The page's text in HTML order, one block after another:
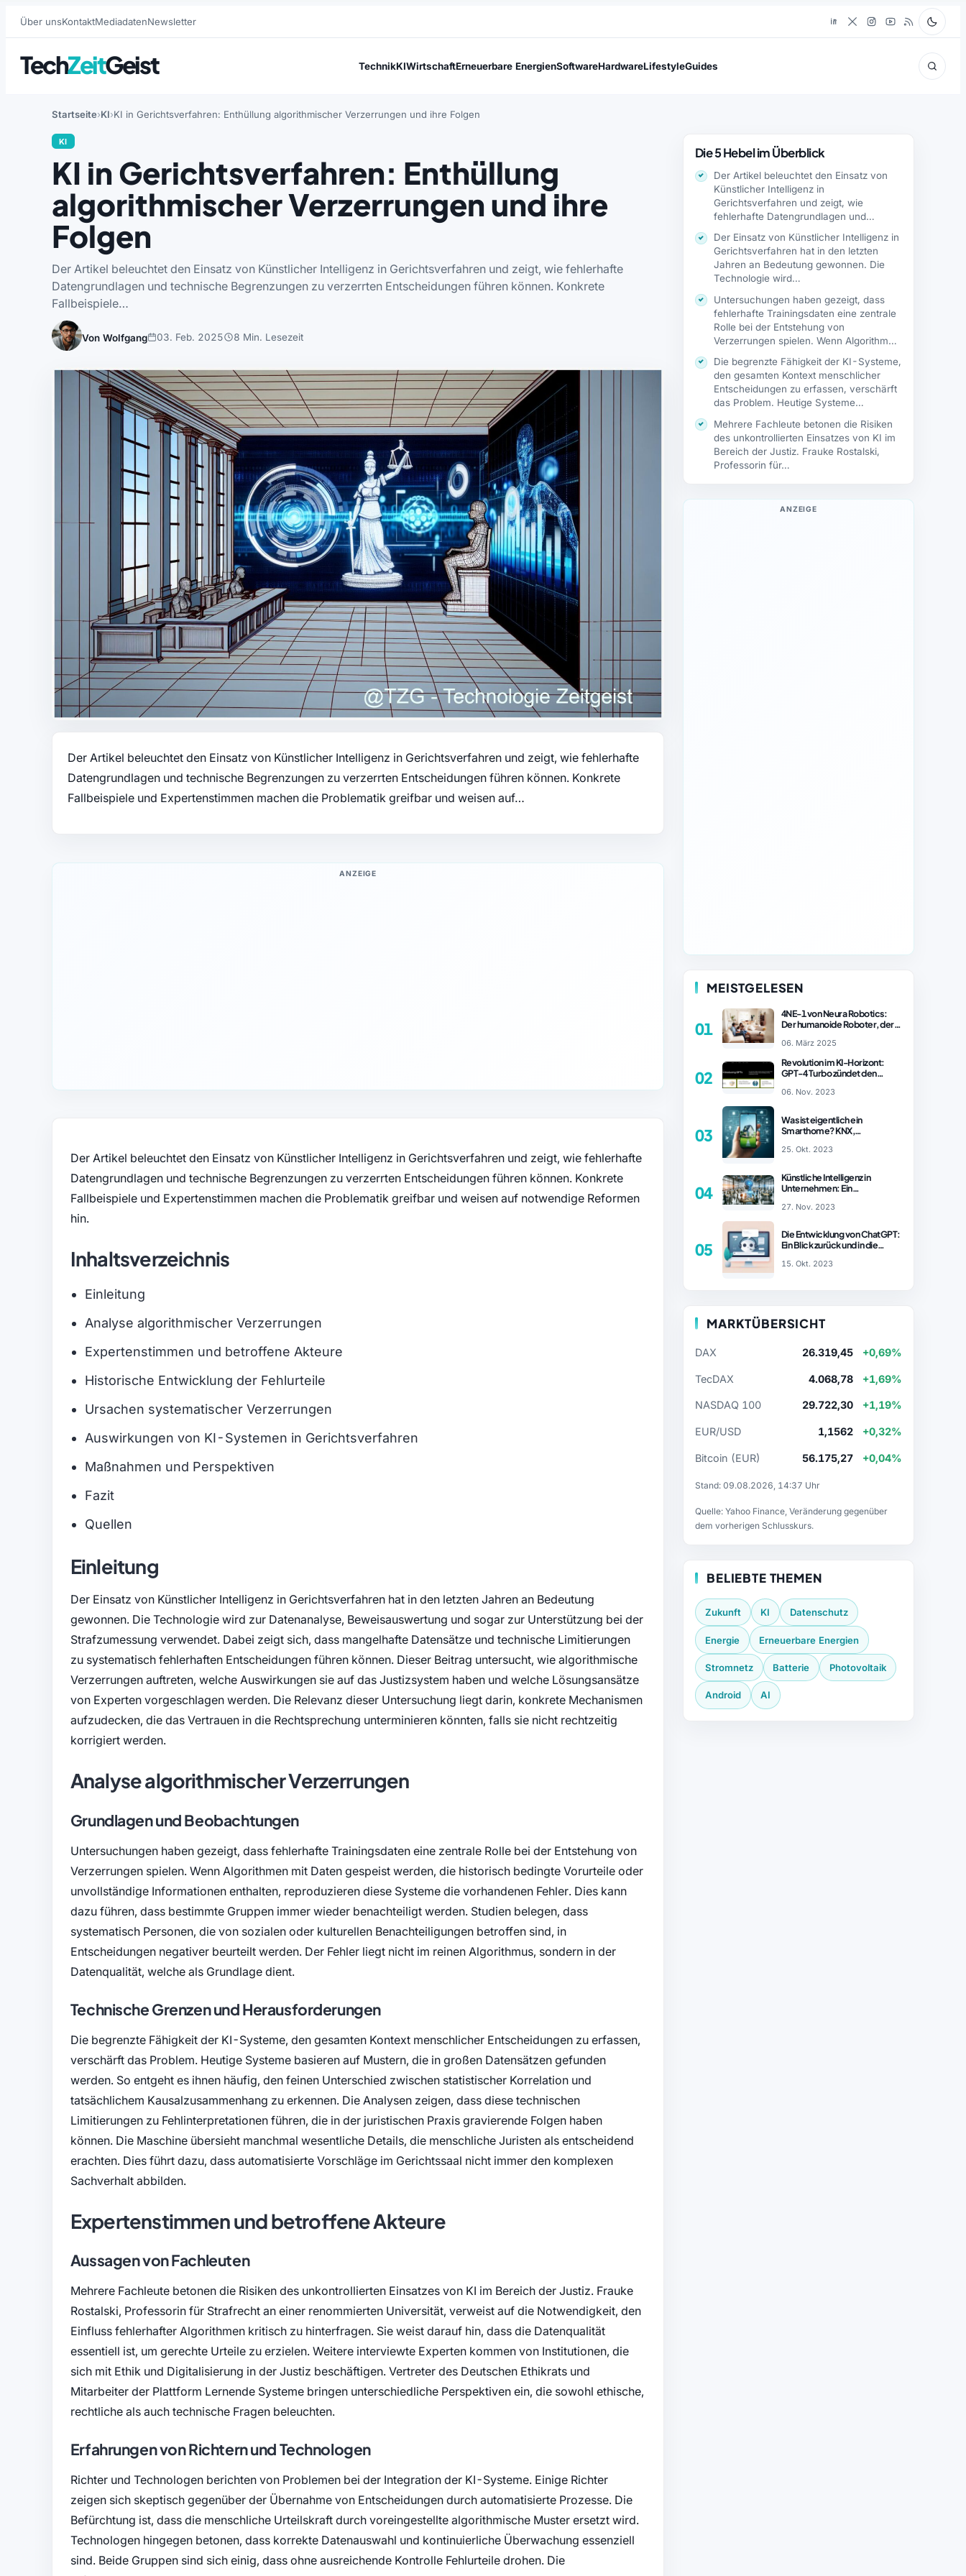
Über unsKontaktMediadatenNewsletter
TechZeitGeist TechnikKIWirtschaftErneuerbare EnergienSoftwareHardwareLifestyleGuides
Startseite KI KI in Gerichtsverfahren: Enthüllung algorithmischer Verzerrungen und ihre Folgen
KI
KI in Gerichtsverfahren: Enthüllung
algorithmischer Verzerrungen und ihre
Folgen
Der Artikel beleuchtet den Einsatz von Künstlicher Intelligenz in Gerichtsverfahren und zeigt, wie fehlerhafte
Datengrundlagen und technische Begrenzungen zu verzerrten Entscheidungen führen können. Konkrete
Fallbeispiele…
Von Wolfgang 03. Feb. 2025 8 Min. Lesezeit
Der Artikel beleuchtet den Einsatz von Künstlicher Intelligenz in Gerichtsverfahren und zeigt, wie fehlerhafte
Datengrundlagen und technische Begrenzungen zu verzerrten Entscheidungen führen können. Konkrete
Fallbeispiele und Expertenstimmen machen die Problematik greifbar und weisen auf…
ANZEIGE
Der Artikel beleuchtet den Einsatz von Künstlicher Intelligenz in Gerichtsverfahren und zeigt, wie fehlerhafte
Datengrundlagen und technische Begrenzungen zu verzerrten Entscheidungen führen können. Konkrete
Fallbeispiele und Expertenstimmen machen die Problematik greifbar und weisen auf notwendige Reformen
hin.
Inhaltsverzeichnis
Einleitung
Analyse algorithmischer Verzerrungen
Expertenstimmen und betroffene Akteure
Historische Entwicklung der Fehlurteile
Ursachen systematischer Verzerrungen
Auswirkungen von KI-Systemen in Gerichtsverfahren
Maßnahmen und Perspektiven
Fazit
Quellen
Einleitung
Der Einsatz von Künstlicher Intelligenz in Gerichtsverfahren hat in den letzten Jahren an Bedeutung
gewonnen. Die Technologie wird zur Datenanalyse, Beweisauswertung und sogar zur Unterstützung bei der
Strafzumessung verwendet. Dabei zeigt sich, dass mangelhafte Datensätze und technische Limitierungen
zu systematisch fehlerhaften Entscheidungen führen können. Dieser Beitrag untersucht, wie algorithmische
Verzerrungen auftreten, welche Auswirkungen sie auf das Justizsystem haben und welche Lösungsansätze
von Experten vorgeschlagen werden. Die Relevanz dieser Untersuchung liegt darin, konkrete Mechanismen
aufzudecken, die das Vertrauen in die Rechtsprechung unterminieren könnten, falls sie nicht rechtzeitig
korrigiert werden.
Analyse algorithmischer Verzerrungen
Grundlagen und Beobachtungen
Untersuchungen haben gezeigt, dass fehlerhafte Trainingsdaten eine zentrale Rolle bei der Entstehung von
Verzerrungen spielen. Wenn Algorithmen mit Daten gespeist werden, die historisch bedingte Vorurteile oder
unvollständige Informationen enthalten, reproduzieren diese Systeme die vorhandenen Fehler. Dies kann
dazu führen, dass bestimmte Gruppen immer wieder benachteiligt werden. Studien belegen, dass
systematisch Personen, die von sozialen oder kulturellen Benachteiligungen betroffen sind, in
Entscheidungen negativer beurteilt werden. Der Fehler liegt nicht im reinen Algorithmus, sondern in der
Datenqualität, welche als Grundlage dient.
Technische Grenzen und Herausforderungen
Die begrenzte Fähigkeit der KI-Systeme, den gesamten Kontext menschlicher Entscheidungen zu erfassen,
verschärft das Problem. Heutige Systeme basieren auf Mustern, die in großen Datensätzen gefunden
werden. So entgeht es ihnen häufig, den feinen Unterschied zwischen statistischer Korrelation und
tatsächlichem Kausalzusammenhang zu erkennen. Die Analysen zeigen, dass diese technischen
Limitierungen zu Fehlinterpretationen führen, die in der juristischen Praxis gravierende Folgen haben
können. Die Maschine übersieht manchmal wesentliche Details, die menschliche Juristen als entscheidend
erachten. Dies führt dazu, dass automatisierte Vorschläge im Gerichtssaal nicht immer den komplexen
Sachverhalt abbilden.
Expertenstimmen und betroffene Akteure
Aussagen von Fachleuten
Mehrere Fachleute betonen die Risiken des unkontrollierten Einsatzes von KI im Bereich der Justiz. Frauke
Rostalski, Professorin für Strafrecht an einer renommierten Universität, verweist auf die Notwendigkeit, den
Einfluss fehlerhafter Algorithmen kritisch zu hinterfragen. Sie weist darauf hin, dass die Datenqualität
essentiell ist, um gerechte Urteile zu erzielen. Weitere interviewte Experten kommen von Institutionen, die
sich mit Ethik und Digitalisierung in der Justiz beschäftigen. Vertreter des Deutschen Ethikrats und
Mitarbeiter der Plattform Lernende Systeme bringen unterschiedliche Perspektiven ein, die sowohl ethische,
rechtliche als auch technische Fragen beleuchten.
Erfahrungen von Richtern und Technologen
Richter und Technologen berichten von Problemen bei der Integration der KI-Systeme. Einige Richter
zeigen sich skeptisch gegenüber der Übernahme von Entscheidungen durch automatisierte Prozesse. Die
Befürchtung ist, dass die menschliche Urteilskraft durch voreingestellte algorithmische Muster ersetzt wird.
Technologen hingegen betonen, dass korrekte Datenauswahl und kontinuierliche Überwachung essenziell
sind. Beide Gruppen sind sich einig, dass ohne ausreichende Kontrolle Fehlurteile drohen. Die
Die 5 Hebel im Überblick
Der Artikel beleuchtet den Einsatz von
Künstlicher Intelligenz in
Gerichtsverfahren und zeigt, wie
fehlerhafte Datengrundlagen und
Der Einsatz von Künstlicher Intelligenz in
Gerichtsverfahren hat in den letzten
Jahren an Bedeutung gewonnen. Die
Technologie wird…
Untersuchungen haben gezeigt, dass
fehlerhafte Trainingsdaten eine zentrale
Rolle bei der Entstehung von
Verzerrungen spielen. Wenn Algorithmen
Die begrenzte Fähigkeit der KI-Systeme,
den gesamten Kontext menschlicher
Entscheidungen zu erfassen, verschärft
das Problem. Heutige Systeme
Mehrere Fachleute betonen die Risiken
des unkontrollierten Einsatzes von KI im
Bereich der Justiz. Frauke Rostalski,
Professorin für…
ANZEIGE
MEISTGELESEN
01
4NE-1 von Neura Robotics:
Der humanoide Roboter, der
revolutionieren könnte
06. März 2025
02
Revolution im KI-Horizont:
GPT-4 Turbo zündet den
– ChatGPT Revolution!
06. Nov. 2023
03
Was ist eigentlich ein
Smarthome? KNX,
Vergleich
25. Okt. 2023
04
Künstliche Intelligenz in
Unternehmen: Ein
27. Nov. 2023
05
Die Entwicklung von ChatGPT:
Ein Blick zurück und in die
15. Okt. 2023
MARKTÜBERSICHT
DAX 26.319,45 +0,69%
TecDAX 4.068,78 +1,69%
NASDAQ 100 29.722,30 +1,19%
EUR/USD 1,1562 +0,32%
Bitcoin (EUR) 56.175,27 +0,04%
Stand: 09.08.2026, 14:37 Uhr
Quelle: Yahoo Finance, Veränderung gegenüber
dem vorherigen Schlusskurs.
BELIEBTE THEMEN
Zukunft KI Datenschutz
Energie Erneuerbare Energien
Stromnetz Batterie Photovoltaik
Android AI